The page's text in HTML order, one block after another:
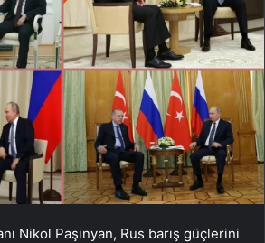
Nikol Paşinyan, Rus barış güçlerini